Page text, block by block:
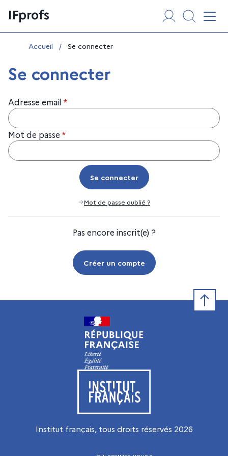
au
contenu
IFprofs
Vous êtes ici :
Accueil / Se connecter
Se connecter
Adresse email *
Mot de passe *
Se connecter
Se connecter
Mot de passe oublié ?
Pas encore inscrit(e) ?
Créer un compte
Visiter le site de l’Institut français
Institut français, tous droits réservés 2026